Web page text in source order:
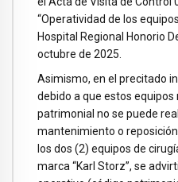
“Operatividad de los
Hospital Regional Honorio
octubre de 2025.
Asimismo, en el precitado
debido a que estos
patrimonial no se puede
mantenimiento o
los dos (2) equipos de
marca “Karl Storz”, se